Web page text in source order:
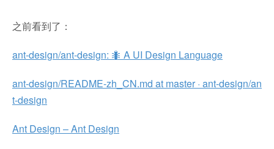
之前看到了：
ant-design/ant-design: 🐜 A UI Design Language
ant-design/README-zh_CN.md at master · ant-design/an
t-design
Ant Design – Ant Design